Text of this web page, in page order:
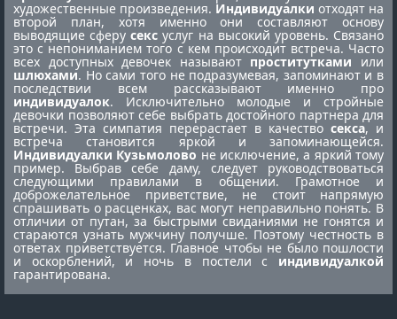
художественные произведения. Индивидуалки отходят на
второй план, хотя именно они составляют основу
выводящие сферусекс услуг на высокий уровень. Связано
это с непониманием того с кем происходит встреча. Часто
всех доступных девочек называют проститутками или
шлюхами. Но сами того не подразумевая, запоминают и в
последствии всем рассказывают именно про
индивидуалок. Исключительно молодые и стройные
девочки позволяют себе выбрать достойного партнера для
встречи. Эта симпатия перерастает в качество секса, и
встреча становится яркой и запоминающейся.
Индивидуалки Кузьмолово не исключение, а яркий тому
пример. Выбрав себе даму, следует руководствоваться
следующими правилами в общении. Грамотное и
доброжелательное приветствие, не стоит напрямую
спрашивать о расценках, вас могут неправильно понять. В
отличии от путан, за быстрыми свиданиями не гонятся и
стараются узнать мужчину получше. Поэтому честность в
ответах приветствуется. Главное чтобы не было пошлости
и оскорблений, и ночь в постели с индивидуалкой
гарантирована.